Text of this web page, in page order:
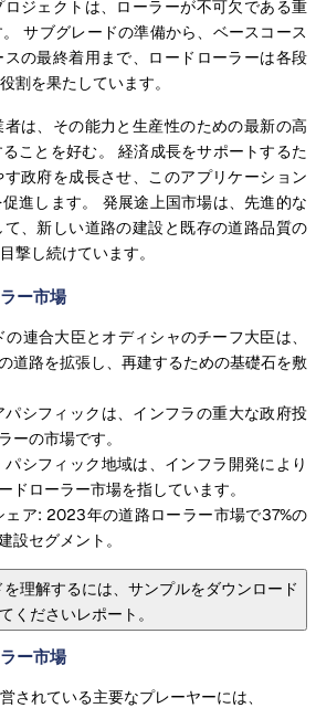
ジェクトは、ローラーが不可欠である重
サブグレードの準備から、ベースコース
の最終着用まで、ロードローラーは各段
割を果たしています。
は、その能力と生産性のための最新の高
ことを好む。 経済成長をサポートするた
政府を成長させ、このアプリケーション
進します。 発展途上国市場は、先進的な
、新しい道路の建設と既存の道路品質の
撃し続けています。
ー市場
連合大臣とオディシャのチーフ大臣は、
道路を拡張し、再建するための基礎石を敷
シフィックは、インフラの重大な政府投
ーの市場です。
シフィック地域は、インフラ開発により
ドローラー市場を指しています。
ェア: 2023年の道路ローラー市場で37%の
設セグメント。
理解するには、サンプルをダウンロード
くださいレポート。
ー市場
されている主要なプレーヤーには、